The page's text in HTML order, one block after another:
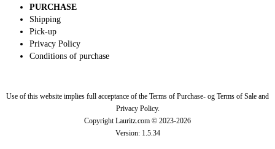
PURCHASE
Shipping
Pick-up
Privacy Policy
Conditions of purchase
Use of this website implies full acceptance of the Terms of Purchase- og Terms of Sale and
Privacy Policy.
Copyright Lauritz.com © 2023-2026
Version: 1.5.34